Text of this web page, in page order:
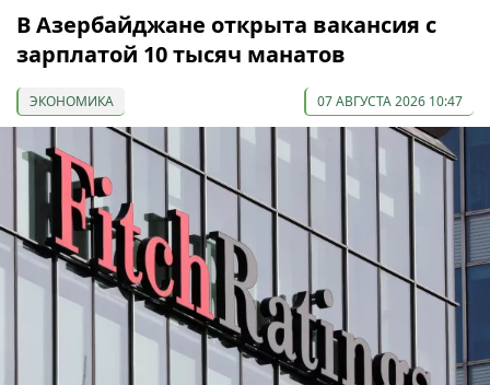
В Азербайджане открыта вакансия с
зарплатой 10 тысяч манатов
ЭКОНОМИКА 07 АВГУСТА 2026 10:47